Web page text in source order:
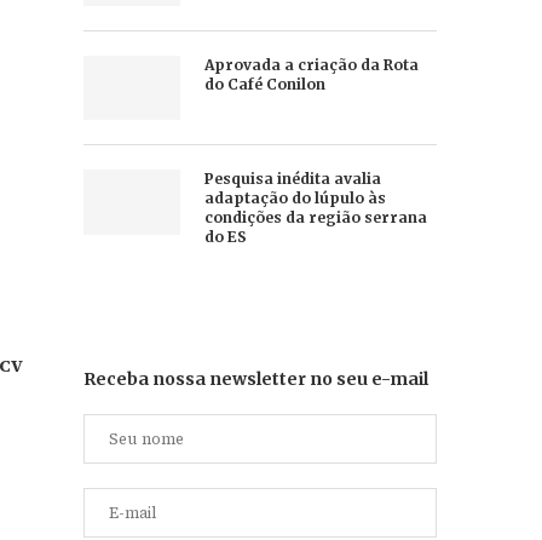
Aprovada a criação da Rota
do Café Conilon
Pesquisa inédita avalia
adaptação do lúpulo às
condições da região serrana
do ES
Receba nossa newsletter no seu e-mail